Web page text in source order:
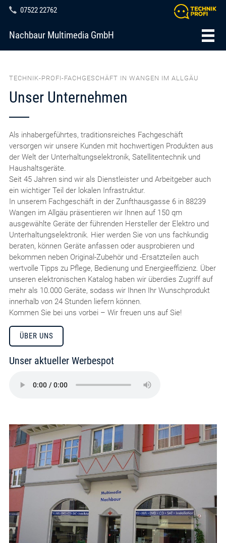
07522 22762
Nachbaur Multimedia GmbH
TECHNIK-PROFI-FACHGESCHÄFT IN WANGEN IM ALLGÄU
Unser Unternehmen
Als inhabergeführtes, traditionsreiches Fachgeschäft
versorgen wir unsere Kunden mit hochwertigen Produkten aus
der Welt der Unterhaltungselektronik, Satellitentechnik und
Haushaltsgeräte.
Seit 45 Jahren sind wir als Dienstleister und Arbeitgeber auch
ein wichtiger Teil der lokalen Infrastruktur.
In unserem Fachgeschäft in der Zunfthausgasse 6 in 88239
Wangen im Allgäu präsentieren wir Ihnen auf 150 qm
ausgewählte Geräte der führenden Hersteller der Elektro und
Unterhaltungselektronik. Hier werden Sie von uns fachkundig
beraten, können Geräte anfassen oder ausprobieren und
bekommen neben Original-Zubehör und -Ersatzteilen auch
wertvolle Tipps zu Pflege, Bedienung und Energieeffizienz. Über
unseren elektronischen Katalog haben wir überdies Zugriff auf
mehr als 10.000 Geräte, sodass wir Ihnen Ihr Wunschprodukt
innerhalb von 24 Stunden liefern können.
Kommen Sie bei uns vorbei – Wir freuen uns auf Sie!
ÜBER UNS
Unser aktueller Werbespot